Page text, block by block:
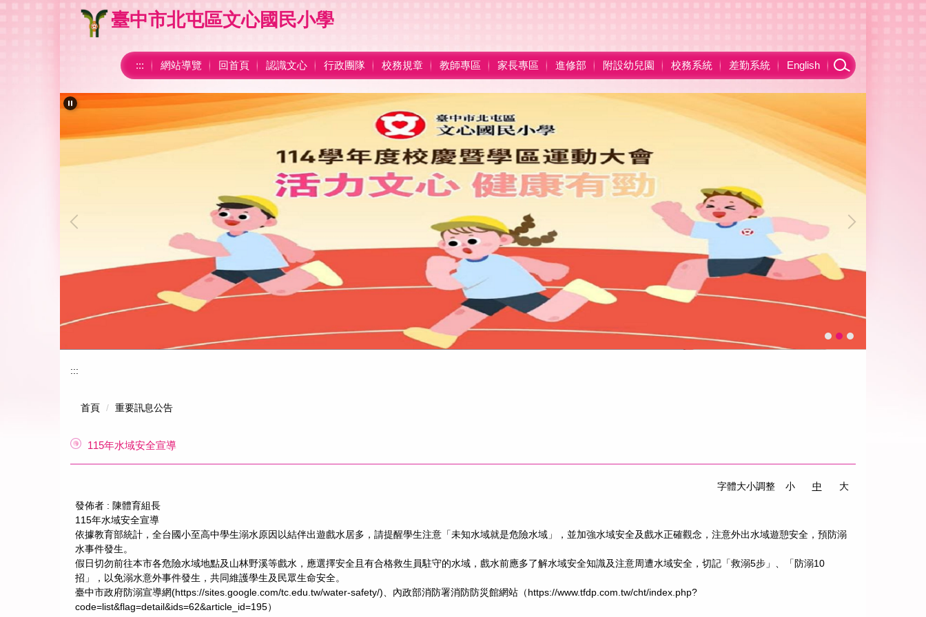
臺中市北屯區文心國民小學
::: 網站導覽 回首頁 認識文心 行政團隊 校務規章 教師專區 家長專區 進修部 附設幼兒園 校務系統 差勤系統 English
:::
首頁 重要訊息公告
115年水域安全宣導
字體大小調整 小 中
大
發佈者 : 陳體育組長
115年水域安全宣導
依據教育部統計，全台國小至高中學生溺水原因以結伴出遊戲水居多，請提醒學生注意「未知水域就是危險水域」，並加強水域安全及戲水正確觀念，注意外出水域遊憩安全，預防溺
水事件發生。
假日切勿前往本市各危險水域地點及山林野溪等戲水，應選擇安全且有合格救生員駐守的水域，戲水前應多了解水域安全知識及注意周遭水域安全，切記「救溺5步」、「防溺10
招」，以免溺水意外事件發生，共同維護學生及民眾生命安全。
臺中市政府防溺宣導網(https://sites.google.com/tc.edu.tw/water-safety/)、內政部消防署消防防災館網站（https://www.tfdp.com.tw/cht/index.php?
code=list&flag=detail&ids=62&article_id=195）